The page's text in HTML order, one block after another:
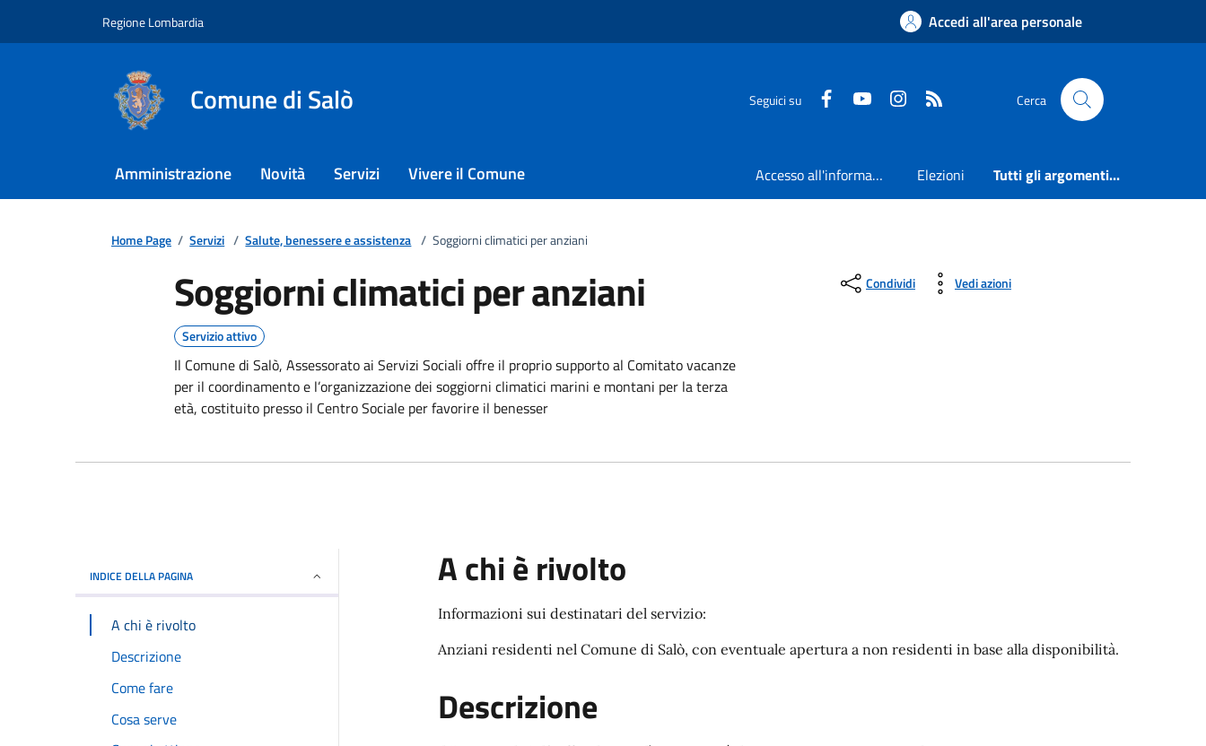
Regione Lombardia Accedi all'area personale
Comune di Salò Seguici su FaceboookYoutubeInstagram Cerca
Amministrazione Novità Servizi Vivere il Comune Accesso all'informazione Elezioni Tutti gli argomenti...
Home Page / Servizi / Salute, benessere e assistenza / Soggiorni climatici per anziani
Soggiorni climatici per anziani
Servizio attivo
Il Comune di Salò, Assessorato ai Servizi Sociali offre il proprio supporto al Comitato vacanze
per il coordinamento e l’organizzazione dei soggiorni climatici marini e montani per la terza
età, costituito presso il Centro Sociale per favorire il benesser
Condividi Vedi azioni
INDICE DELLA PAGINA
A chi è rivolto
Descrizione
Come fare
Cosa serve
A chi è rivolto
Informazioni sui destinatari del servizio:
Anziani residenti nel Comune di Salò, con eventuale apertura a non residenti in base alla disponibilità.
Descrizione